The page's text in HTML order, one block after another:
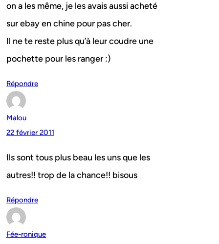
on a les même, je les avais aussi acheté
sur ebay en chine pour pas cher.
Il ne te reste plus qu’à leur coudre une
pochette pour les ranger :)
Répondre
Malou
22 février 2011
Ils sont tous plus beau les uns que les
autres!! trop de la chance!! bisous
Répondre
Fée-ronique